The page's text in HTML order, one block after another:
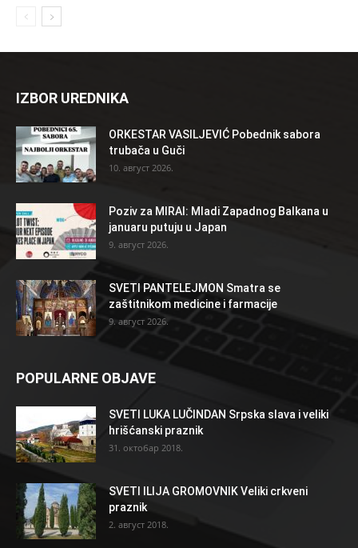
IZBOR UREDNIKA
ORKESTAR VASILJEVIĆ Pobednik sabora
trubača u Guči
10. август 2026.
Poziv za MIRAI: Mladi Zapadnog Balkana u
januaru putuju u Japan
9. август 2026.
SVETI PANTELEJMON Smatra se
zaštitnikom medicine i farmacije
9. август 2026.
POPULARNE OBJAVE
SVETI LUKA LUČINDAN Srpska slava i veliki
hrišćanski praznik
31. октобар 2018.
SVETI ILIJA GROMOVNIK Veliki crkveni
praznik
2. август 2018.